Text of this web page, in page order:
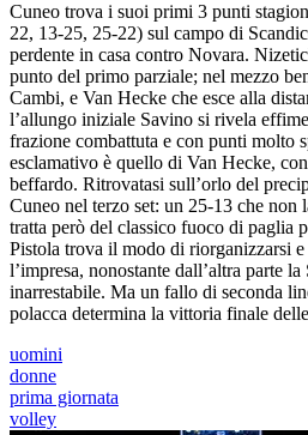
Cuneo trova i suoi primi 3 punti
22, 13-25, 25-22) sul campo di
perdente in casa contro Novara.
punto del primo parziale; nel mezzo
Cambi, e Van Hecke che esce alla
l’allungo iniziale Savino si rivela
frazione combattuta e con punti molto
esclamativo è quello di Van Hecke,
beffardo. Ritrovatasi sull’orlo del
Cuneo nel terzo set: un 25-13 che non
tratta però del classico fuoco di paglia
Pistola trova il modo di riorganizzarsi
l’impresa, nonostante dall’altra parte
inarrestabile. Ma un fallo di seconda
polacca determina la vittoria finale
uomini
donne
prima giornata
volley